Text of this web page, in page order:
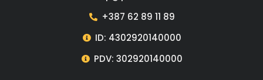
+387 62 89 11 89
ID: 4302920140000
PDV: 302920140000